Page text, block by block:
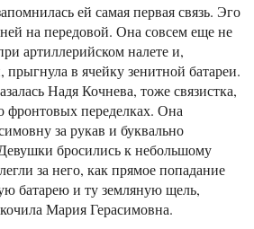
ей самая первая связь. Эго
на передовой. Она совсем еще не
артиллерийском налете и,
в ячейку зенитной батареи.
Надя Кочнева, тоже связистка,
переделках. Она
за рукав и буквально
бросились к небольшому
за него, как прямое попадание
батарею и ту земляную щель,
Мария Герасимовна.